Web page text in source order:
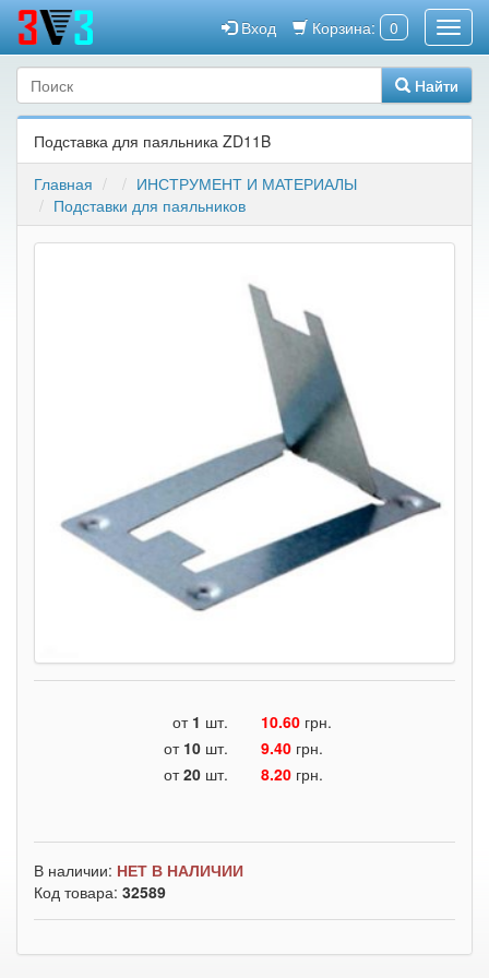
Корзина: 0
Вход
Найти
Подставка для паяльника ZD11B
Главная
ИНСТРУМЕНТ И МАТЕРИАЛЫ
Подставки для паяльников
от 1 шт. 10.60 грн.
от 10 шт. 9.40 грн.
от20 шт. 8.20 грн.
В наличии: НЕТ В НАЛИЧИИ
Код товара: 32589